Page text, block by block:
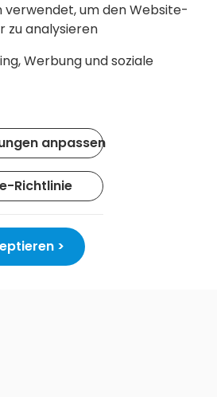
über Neuheiten und Aktionen
die angegebene E-Mail-Adresse
den Inhalt gelesen habe und ihn
sowie die Datenschutzrichtlinie
meiner
zu den darin angegebenen
verwendet, um den Website-
zu analysieren
Werbung und soziale
anpassen
Richtlinie
>